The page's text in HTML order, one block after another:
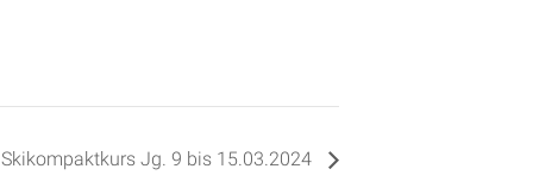
Skikompaktkurs Jg. 9 bis 15.03.2024